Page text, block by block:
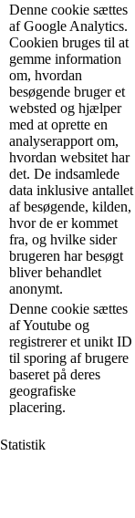
Denne cookie sættes
af Google Analytics.
Cookien bruges til at
gemme information
om, hvordan
besøgende bruger et
websted og hjælper
med at oprette en
analyserapport om,
hvordan websitet har
det. De indsamlede
data inklusive antallet
af besøgende, kilden,
hvor de er kommet
fra, og hvilke sider
brugeren har besøgt
bliver behandlet
anonymt.
Denne cookie sættes
af Youtube og
registrerer et unikt ID
til sporing af brugere
baseret på deres
geografiske
placering.
Statistik